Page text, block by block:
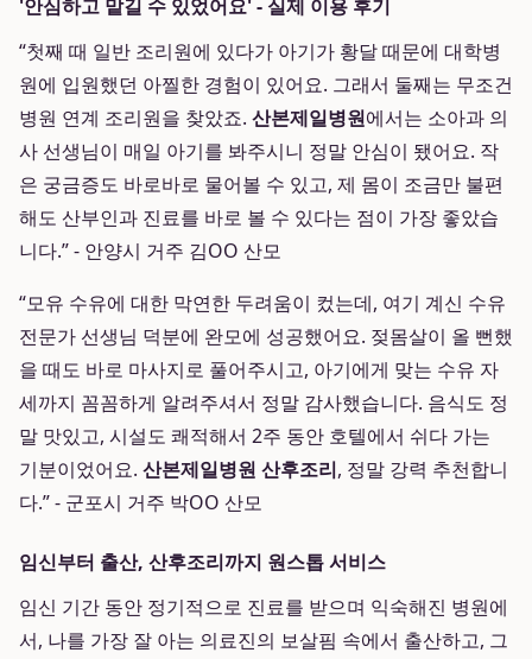
'안심하고 맡길 수 있었어요' - 실제 이용 후기
“첫째 때 일반 조리원에 있다가 아기가 황달 때문에 대학병
원에 입원했던 아찔한 경험이 있어요. 그래서 둘째는 무조건
병원 연계 조리원을 찾았죠. 산본제일병원에서는 소아과 의
사 선생님이 매일 아기를 봐주시니 정말 안심이 됐어요. 작
은 궁금증도 바로바로 물어볼 수 있고, 제 몸이 조금만 불편
해도 산부인과 진료를 바로 볼 수 있다는 점이 가장 좋았습
니다.” - 안양시 거주 김OO 산모
“모유 수유에 대한 막연한 두려움이 컸는데, 여기 계신 수유
전문가 선생님 덕분에 완모에 성공했어요. 젖몸살이 올 뻔했
을 때도 바로 마사지로 풀어주시고, 아기에게 맞는 수유 자
세까지 꼼꼼하게 알려주셔서 정말 감사했습니다. 음식도 정
말 맛있고, 시설도 쾌적해서 2주 동안 호텔에서 쉬다 가는
기분이었어요. 산본제일병원 산후조리, 정말 강력 추천합니
다.” - 군포시 거주 박OO 산모
임신부터 출산, 산후조리까지 원스톱 서비스
임신 기간 동안 정기적으로 진료를 받으며 익숙해진 병원에
서, 나를 가장 잘 아는 의료진의 보살핌 속에서 출산하고, 그